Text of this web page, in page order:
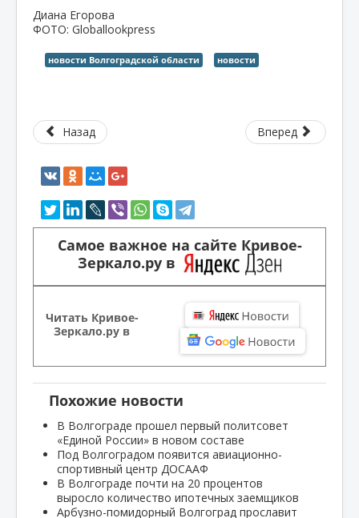
Диана Егорова
ФОТО: Globallookpress
новости Волгоградской области новости
Назад Вперед
Самое важное на сайте Кривое-
Зеркало.ру в
Читать Кривое-
Зеркало.ру в
Похожие новости
В Волгограде прошел первый политсовет
«Единой России» в новом составе
Под Волгоградом появится авиационно-
спортивный центр ДОСААФ
В Волгограде почти на 20 процентов
выросло количество ипотечных заемщиков
Арбузно-помидорный Волгоград прославит